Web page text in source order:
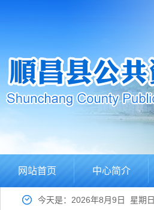
网站首页 中心简介
今天是：2026年8月9日 星期日